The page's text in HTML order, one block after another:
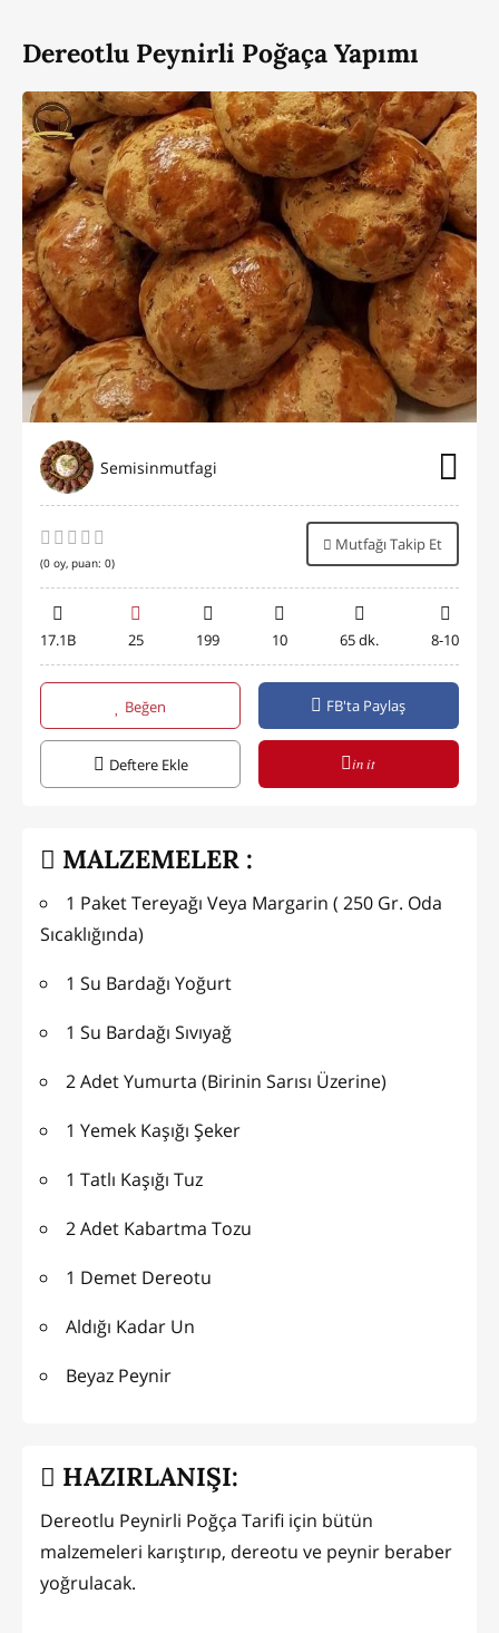
Dereotlu Peynirli Poğaça Yapımı
Semisinmutfagi
(0 oy, puan: 0)
Mutfağı Takip Et
17.1B 25 199 10 65 dk. 8-10
Beğen FB'ta Paylaş
Deftere Ekle in it
MALZEMELER :
1 Paket Tereyağı Veya Margarin ( 250 Gr. Oda
Sıcaklığında)
1 Su Bardağı Yoğurt
1 Su Bardağı Sıvıyağ
2 Adet Yumurta (Birinin Sarısı Üzerine)
1 Yemek Kaşığı Şeker
1 Tatlı Kaşığı Tuz
2 Adet Kabartma Tozu
1 Demet Dereotu
Aldığı Kadar Un
Beyaz Peynir
HAZIRLANIŞI:
Dereotlu Peynirli Poğça Tarifi için bütün
malzemeleri karıştırıp, dereotu ve peynir beraber
yoğrulacak.